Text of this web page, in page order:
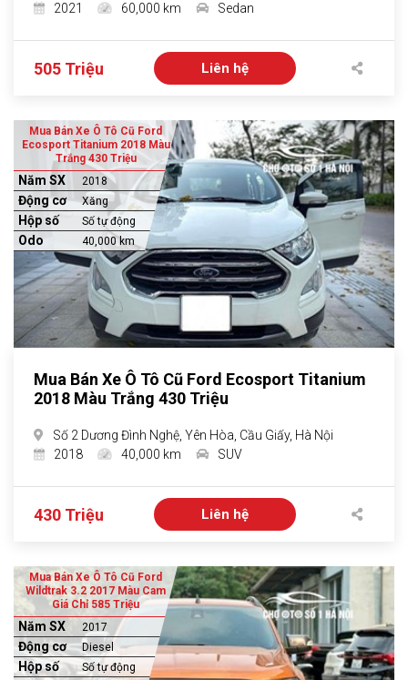
2021
60,000 km Sedan
505 Triệu Liên hệ
Mua Bán Xe Ô Tô Cũ Ford
Ecosport Titanium 2018 Màu
Trắng 430 Triệu
Năm SX 2018
Động cơ Xăng
Hộp số Số tự động
Odo 40,000 km
Mua Bán Xe Ô Tô Cũ Ford Ecosport Titanium
2018 Màu Trắng 430 Triệu
Số 2 Dương Đình Nghệ, Yên Hòa, Cầu Giấy, Hà Nội
2018
40,000 km SUV
430 Triệu Liên hệ
Mua Bán Xe Ô Tô Cũ Ford
Wildtrak 3.2 2017 Màu Cam
Giá Chỉ 585 Triệu
Năm SX 2017
Động cơ Diesel
Hộp số Số tự động